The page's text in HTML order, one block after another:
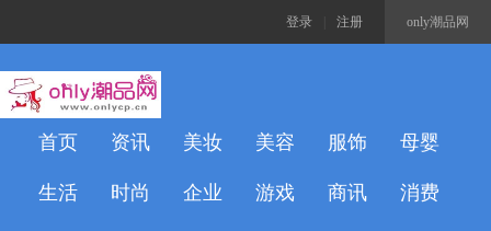
only潮品网
登录 注册
首页 资讯 美妆 美容 服饰 母婴
生活 时尚 企业 游戏 商讯 消费